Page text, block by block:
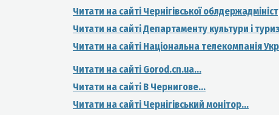
Читати на сайті Чернігівської
Читати на сайті Департаменту культури і
Читати на сайті Національна телекомпанія
Читати на сайті Gorod.cn.ua...
Читати на сайті В Чернигове...
Читати на сайті Чернігівський монітор...